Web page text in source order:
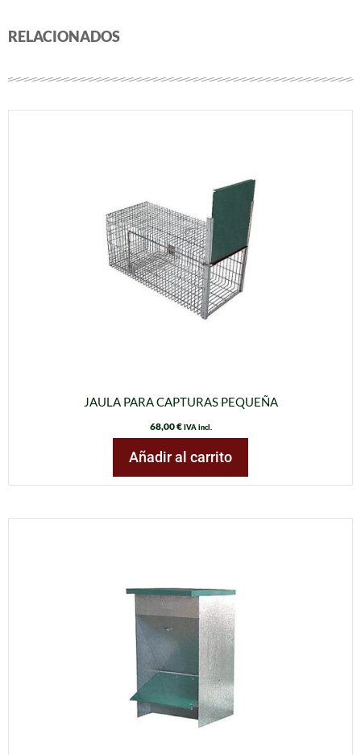
RELACIONADOS
JAULA PARA CAPTURAS PEQUEÑA
68,00€ IVA incl.
Añadir al carrito